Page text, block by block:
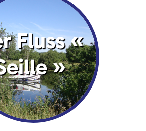
Fluss «
»